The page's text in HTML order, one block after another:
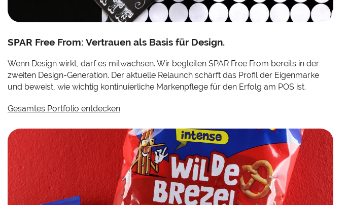
SPAR Free From: Vertrauen als Basis für Design.
Wenn Design wirkt, darf es mitwachsen. Wir begleiten SPAR Free From bereits in der
zweiten Design-Generation. Der aktuelle Relaunch schärft das Profil der Eigenmarke
und beweist, wie wichtig kontinuierliche Markenpflege für den Erfolg am POS ist.
Gesamtes Portfolio entdecken